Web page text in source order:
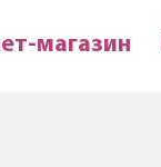
магазин